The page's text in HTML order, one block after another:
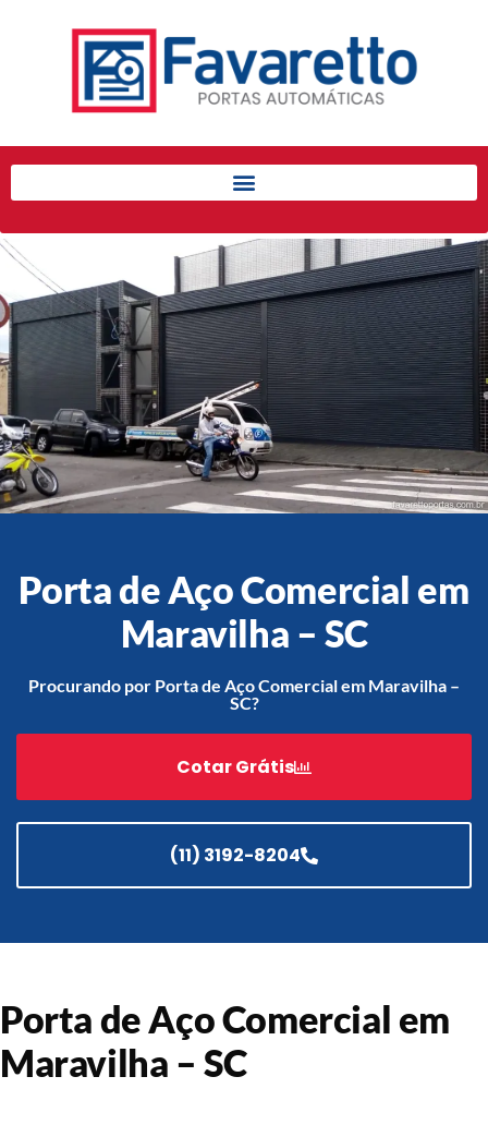
Início
Produtos
Porta de Enrolar Automática
Automatizadores
Acessórios Para Portas de
Enrolar
Pintura eletrostática
Portfólio
Contato
Acessórios
Automatização
Portão de Garagem de
Enrolar em São Pedro da
Aldeia – RJ
Portão de Garagem de
Enrolar em São João de
Enrolar em Rio das Ostras –
RJ
Porta de Aço Comercial em
Maravilha – SC
Procurando por Porta de Aço Comercial em Maravilha –
SC?
Cotar Grátis
(11) 3192-8204
Porta de Aço Comercial em
Maravilha – SC